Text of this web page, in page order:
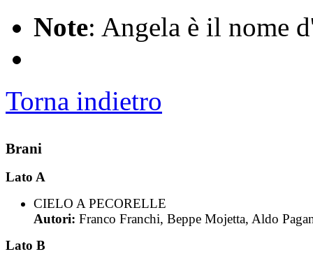
Note: Angela è il nome
Torna indietro
Brani
Lato A
CIELO A PECORELLE
Autori: Franco Franchi, Beppe Mojetta, Aldo
Lato B